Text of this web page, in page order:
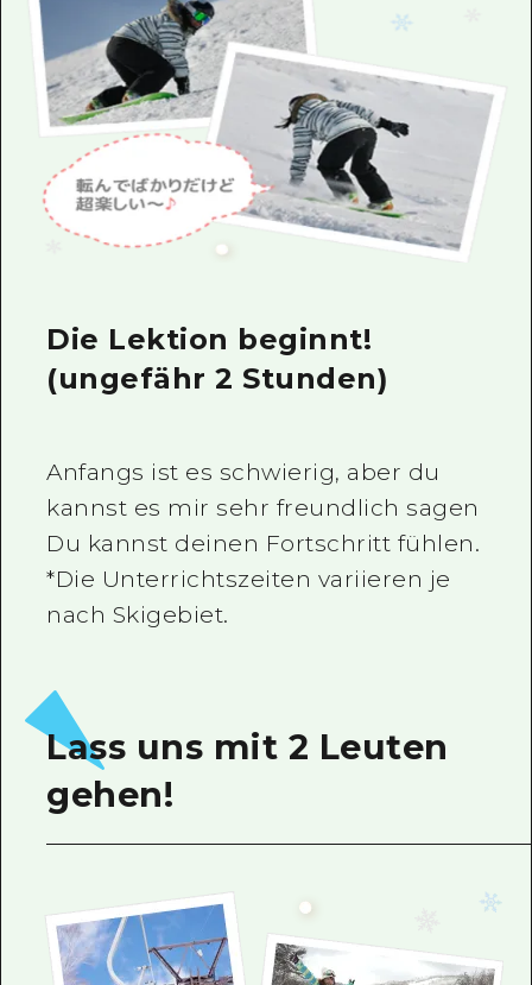
Die Lektion beginnt!
(ungefähr 2 Stunden)
Anfangs ist es schwierig, aber du
kannst es mir sehr freundlich sagen
Du kannst deinen Fortschritt fühlen.
*Die Unterrichtszeiten variieren je
nach Skigebiet.
Lass uns mit 2 Leuten
gehen!